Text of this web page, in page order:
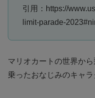
引用：https://
limit-parade-
マリオカートの世界か
乗ったおなじみのキャラ